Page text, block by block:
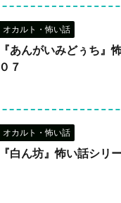
オカルト・怖い話
『あんがいみどぅち』
０７
オカルト・怖い話
『白ん坊』怖い話シリ